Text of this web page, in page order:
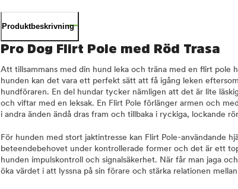
Produktbeskrivning
Pro Dog Flirt Pole med Röd Trasa
Att tillsammans med din hund leka och träna med en flirt pole
hunden kan det vara ett perfekt sätt att få igång leken
hundföraren. En del hundar tycker nämligen att det är lite
och viftar med en leksak. En Flirt Pole förlänger armen och
i andra änden ändå dras fram och tillbaka i ryckiga, lockande
För hunden med stort jaktintresse kan Flirt Pole-användande
beteendebehovet under kontrollerade former och det är ett
hunden impulskontroll och signalsäkerhet. När får man jaga
öka värdet i att lyssna på sin förare och stärka relationen